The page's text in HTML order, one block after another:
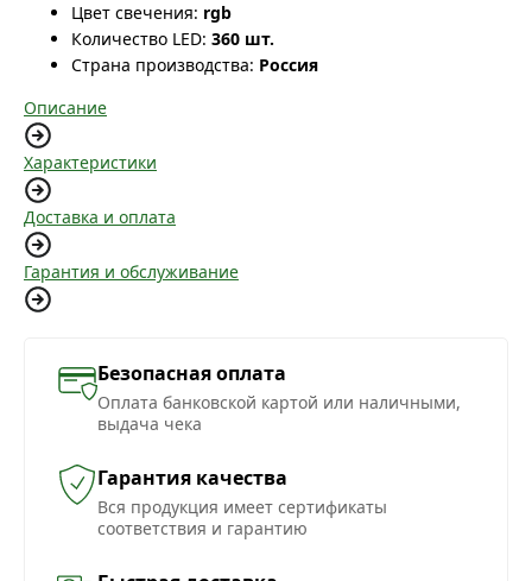
Цвет свечения: rgb
Количество LED: 360 шт.
Страна производства: Россия
Описание
Характеристики
Доставка и оплата
Гарантия и обслуживание
Безопасная оплата
Оплата банковской картой или наличными,
выдача чека
Гарантия качества
Вся продукция имеет сертификаты
соответствия и гарантию